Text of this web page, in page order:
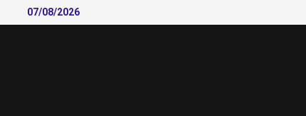
to
07/08/2026